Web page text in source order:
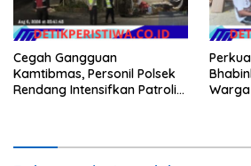
Cegah Gangguan
Kamtibmas, Personil Polsek
Rendang Intensifkan Patroli